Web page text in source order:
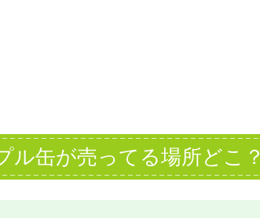
ル缶が売ってる場所どこ？